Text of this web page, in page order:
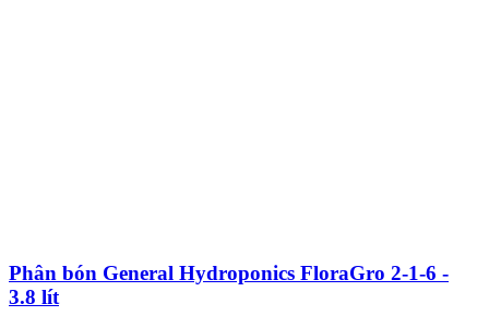
Phân bón General Hydroponics FloraGro 2-1-6 -
3.8 lít